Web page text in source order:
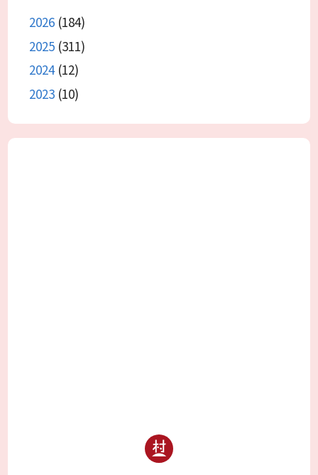
2026 (184)
2025 (311)
2024(12)
2023 (10)